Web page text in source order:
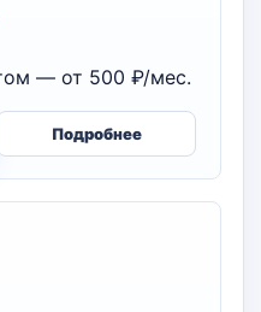
— от 500 ₽/мес.
Подробнее